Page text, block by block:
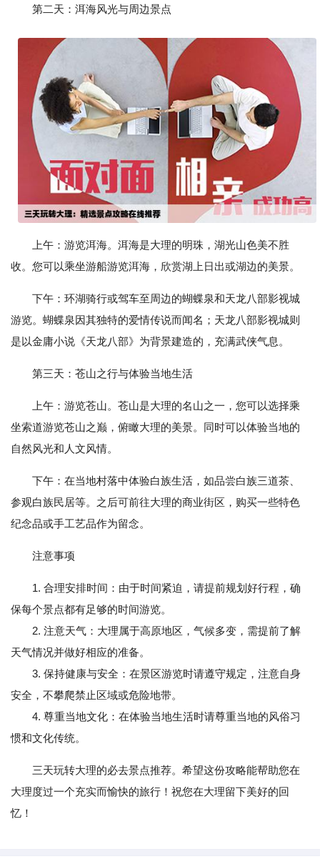
第二天：洱海风光与周边景点
上午：游览洱海。洱海是大理的明珠，湖光山色美不胜
收。您可以乘坐游船游览洱海，欣赏湖上日出或湖边的美景。
下午：环湖骑行或驾车至周边的蝴蝶泉和天龙八部影视城
游览。蝴蝶泉因其独特的爱情传说而闻名；天龙八部影视城则
是以金庸小说《天龙八部》为背景建造的，充满武侠气息。
第三天：苍山之行与体验当地生活
上午：游览苍山。苍山是大理的名山之一，您可以选择乘
坐索道游览苍山之巅，俯瞰大理的美景。同时可以体验当地的
自然风光和人文风情。
下午：在当地村落中体验白族生活，如品尝白族三道茶、
参观白族民居等。之后可前往大理的商业街区，购买一些特色
纪念品或手工艺品作为留念。
注意事项
1. 合理安排时间：由于时间紧迫，请提前规划好行程，确
保每个景点都有足够的时间游览。
2. 注意天气：大理属于高原地区，气候多变，需提前了解
天气情况并做好相应的准备。
3. 保持健康与安全：在景区游览时请遵守规定，注意自身
安全，不攀爬禁止区域或危险地带。
4. 尊重当地文化：在体验当地生活时请尊重当地的风俗习
惯和文化传统。
三天玩转大理的必去景点推荐。希望这份攻略能帮助您在
大理度过一个充实而愉快的旅行！祝您在大理留下美好的回
忆！